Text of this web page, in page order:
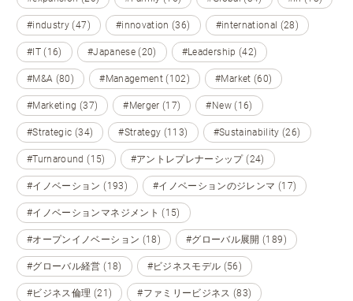
#industry (47) #innovation (36) #international (28)
#IT (16) #Japanese (20) #Leadership (42)
#M&A (80) #Management (102) #Market (60)
#Marketing (37) #Merger (17) #New (16)
#Strategic (34) #Strategy (113) #Sustainability (26)
#Turnaround (15) #アントレプレナーシップ (24)
#イノベーション (193) #イノベーションのジレンマ (17)
#イノベーションマネジメント (15)
#オープンイノベーション (18) #グローバル展開 (189)
#グローバル経営 (18) #ビジネスモデル (56)
#ビジネス倫理 (21) #ファミリービジネス (83)